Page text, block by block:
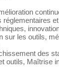
réglementaires
sur les outils,
des
outils, Maîtrise